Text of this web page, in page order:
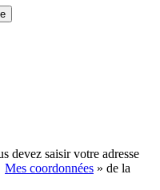
devez saisir votre adresse
Mes coordonnées » de la